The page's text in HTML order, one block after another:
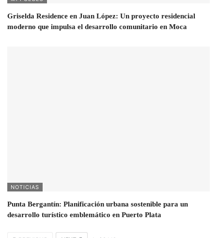
Griselda Residence en Juan López: Un proyecto residencial
moderno que impulsa el desarrollo comunitario en Moca
NOTICIAS
Punta Bergantín: Planificación urbana sostenible para un
desarrollo turístico emblemático en Puerto Plata